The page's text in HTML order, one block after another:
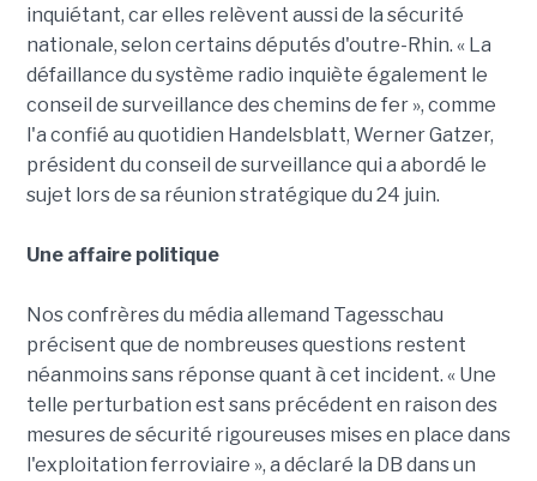
inquiétant, car elles relèvent aussi de la sécurité
nationale, selon certains députés d'outre-Rhin. « La
défaillance du système radio inquiète également le
conseil de surveillance des chemins de fer », comme
l'a confié au quotidien Handelsblatt, Werner Gatzer,
président du conseil de surveillance qui a abordé le
sujet lors de sa réunion stratégique du 24 juin.
Une affaire politique
Nos confrères du média allemand Tagesschau
précisent que de nombreuses questions restent
néanmoins sans réponse quant à cet incident. « Une
telle perturbation est sans précédent en raison des
mesures de sécurité rigoureuses mises en place dans
l'exploitation ferroviaire », a déclaré la DB dans un